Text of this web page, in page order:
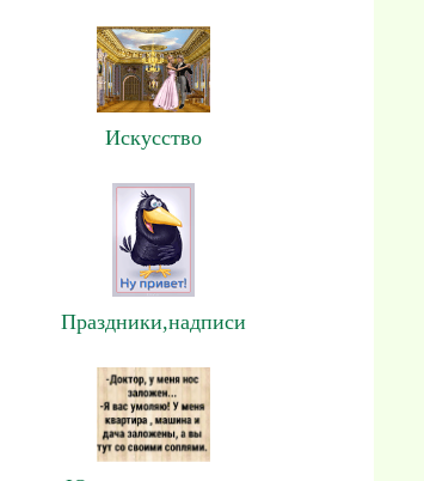
Искусство
Праздники,надписи